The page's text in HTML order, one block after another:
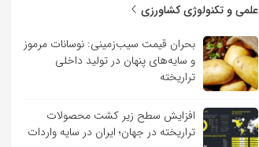
علمی و تکنولوژی کشاورزی
بحران قیمت سیب‌زمینی: نوسانات مرموز
و سایه‌های پنهان در تولید داخلی
تراریخته
افزایش سطح زیر کشت محصولات
تراریخته در جهان؛ ایران در سایه واردات